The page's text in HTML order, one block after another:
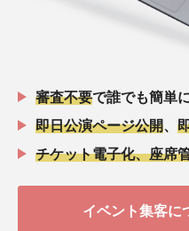
審査不要で誰でも簡単
即日公演ページ公開
チケット電子化、座席
イベント集客に